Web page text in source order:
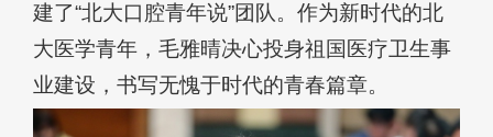
建了“北大口腔青年说”团队。作为新时代的北
大医学青年，毛雅晴决心投身祖国医疗卫生事
业建设，书写无愧于时代的青春篇章。